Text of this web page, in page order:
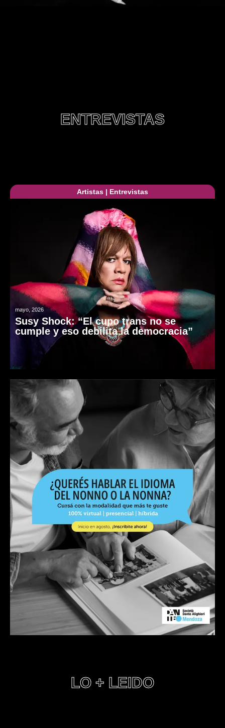
ENTREVISTAS
Artistas | Entrevistas
mayo, 2026
Susy Shock: “El cupo trans no se
cumple y eso debilita la democracia”
LO + LEIDO